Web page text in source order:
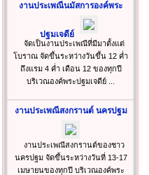
งานประเพณีนมัสการองค์พระ
ปฐมเจดีย์
จัดเป็นงานประเพณีที่มีมาตั้งแต่
โบราณ จัดขึ้นระหว่างวันขึ้น 12 ค่ำ
ถึงแรม 4 ค่ำ เดือน 12 ของทุกปี
บริเวณองค์พระปฐมเจดีย์ ...
งานประเพณีสงกรานต์ นครปฐม
งานประเพณีสงกรานต์ของชาว
นครปฐม จัดขึ้นระหว่างวันที่ 13-17
เมษายนของทุกปี บริเวณองค์พระ